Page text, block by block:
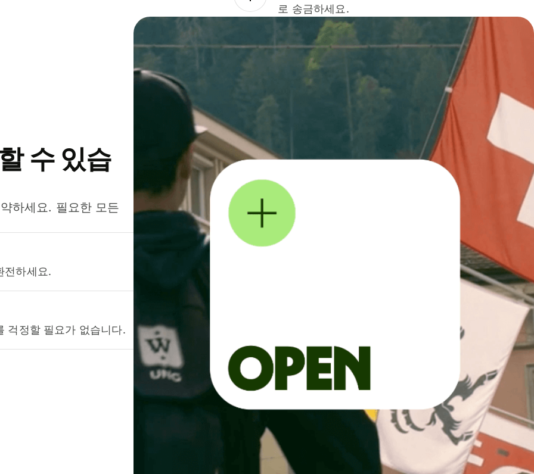
로 송금하세요.
수 있습
하세요. 필요한 모든
전하세요.
걱정할 필요가 없습니다.